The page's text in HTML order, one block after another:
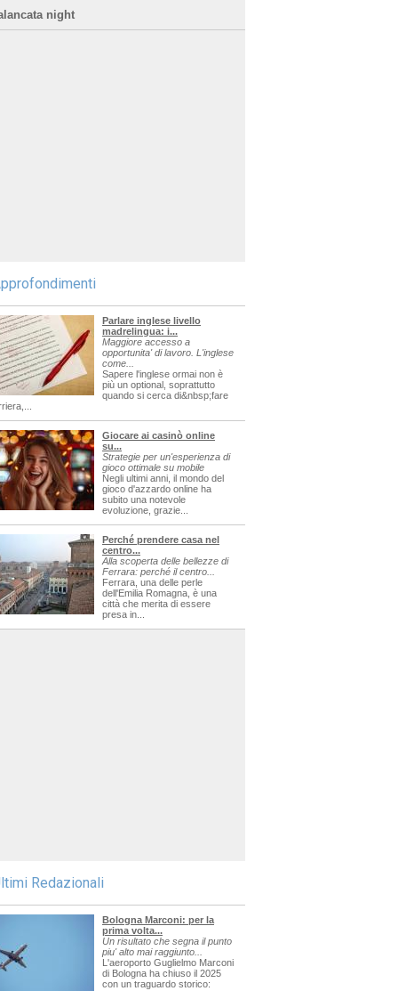
night
Parlare inglese livello
madrelingua: i...
Maggiore accesso a
opportunita' di lavoro. L'inglese
come...
Sapere l'inglese ormai non è
più un optional, soprattutto
quando si cerca di&nbsp;fare
Giocare ai casinò online
su...
Strategie per un'esperienza di
gioco ottimale su mobile
Negli ultimi anni, il mondo del
gioco d'azzardo online ha
subito una notevole
evoluzione, grazie...
Perché prendere casa nel
centro...
Alla scoperta delle bellezze di
Ferrara: perché il centro...
Ferrara, una delle perle
dell'Emilia Romagna, è una
città che merita di essere
presa in...
Redazionali
Bologna Marconi: per la
prima volta...
Un risultato che segna il punto
piu' alto mai raggiunto...
L'aeroporto Guglielmo Marconi
di Bologna ha chiuso il 2025
con un traguardo storico: